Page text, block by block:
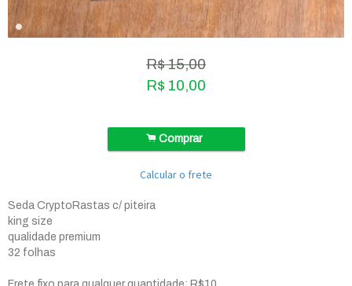
R$15,00
R$ 10,00
.Comprar
Calcular o frete
Seda CryptoRastas c/ piteira
king size
qualidade premium
32 folhas